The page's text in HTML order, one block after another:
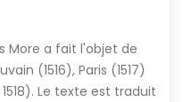
More a fait l'objet de
(1516), Paris (1517)
Le texte est traduit